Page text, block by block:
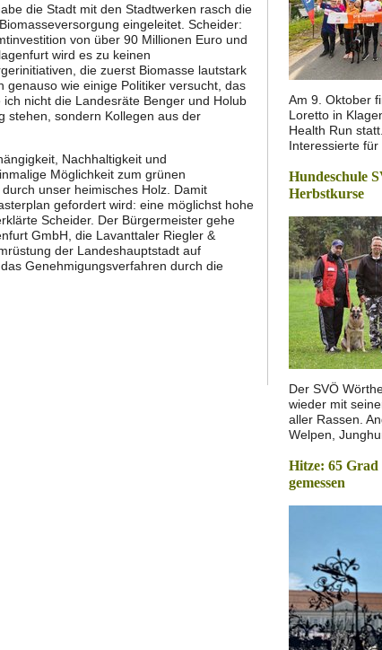
die Stadt mit den Stadtwerken rasch die
eingeleitet. Scheider:
von über 90 Millionen Euro und
wird es zu keinen
die zuerst Biomasse lautstark
wie einige Politiker versucht, das
nicht die Landesräte Benger und Holub
stehen, sondern Kollegen aus der
Nachhaltigkeit und
Möglichkeit zum grünen
unser heimisches Holz. Damit
gefordert wird: eine möglichst hohe
Scheider. Der Bürgermeister gehe
GmbH, die Lavanttaler Riegler &
der Landeshauptstadt auf
Genehmigungsverfahren durch die
Am 9. Oktober
Loretto in
Health Run
Interessierte
Hundeschule
Herbstkurse
Der SVÖ
wieder mit
aller Rassen.
Welpen,
Hitze: 65 Grad
gemessen